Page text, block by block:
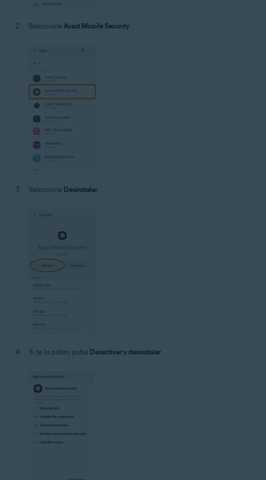
Seleccione Avast Mobile Security.
Selecciona Desinstalar.
Si te lo piden, pulsa Desactivar y desinstalar.